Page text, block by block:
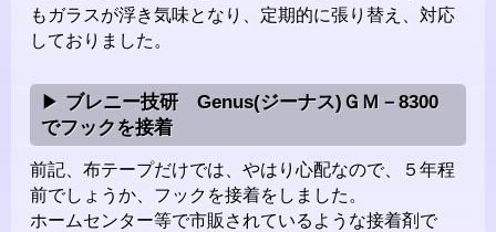
もガラスが浮き気味となり、定期的に張り替え、対応
しておりました。
ブレニー技研 Genus(ジーナス)ＧＭ－8300
でフックを接着
前記、布テープだけでは、やはり心配なので、５年程
前でしょうか、フックを接着をしました。
ホームセンター等で市販されているような接着剤で